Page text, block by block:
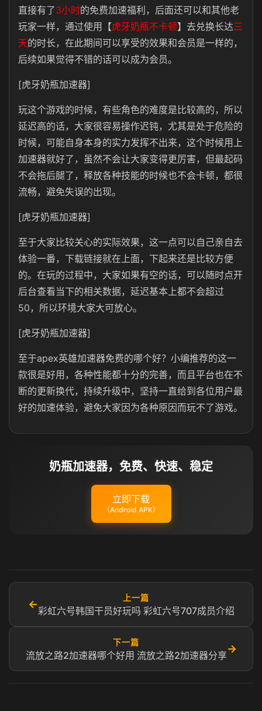
直接有了3小时的免费加速福利，后面还可以和其他老
玩家一样，通过使用【虎牙奶瓶不卡顿】去兑换长达三
天的时长，在此期间可以享受的效果和会员是一样的，
后续如果觉得不错的话可以成为会员。
[虎牙奶瓶加速器]
玩这个游戏的时候，有些角色的难度是比较高的，所以
延迟高的话，大家很容易操作迟钝，尤其是处于危险的
时候，可能自身本身的实力发挥不出来，这个时候用上
加速器就好了，虽然不会让大家变得更厉害，但最起码
不会拖后腿了，释放各种技能的时候也不会卡顿，都很
流畅，避免失误的出现。
[虎牙奶瓶加速器]
至于大家比较关心的实际效果，这一点可以自己亲自去
体验一番，下载链接就在上面，下起来还是比较方便
的。在玩的过程中，大家如果有空的话，可以随时点开
后台查看当下的相关数据，延迟基本上都不会超过
50，所以环境大家大可放心。
[虎牙奶瓶加速器]
至于apex英雄加速器免费的哪个好？小编推荐的这一
款很是好用，各种性能都十分的完善，而且平台也在不
断的更新换代，持续升级中，坚持一直给到各位用户最
好的加速体验，避免大家因为各种原因而玩不了游戏。
奶瓶加速器，免费、快速、稳定
立即下载
（Android APK）
←
上一篇
彩虹六号韩国干员好玩吗 彩虹六号707成员介绍
下一篇
流放之路2加速器哪个好用 流放之路2加速器分享
→